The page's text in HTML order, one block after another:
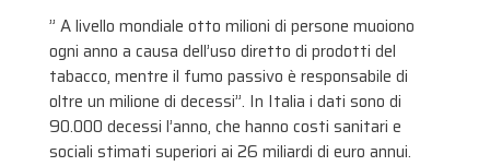
” A livello mondiale otto milioni di persone muoiono
ogni anno a causa dell’uso diretto di prodotti del
tabacco, mentre il fumo passivo è responsabile di
oltre un milione di decessi”. In Italia i dati sono di
90.000 decessi l’anno, che hanno costi sanitari e
sociali stimati superiori ai 26 miliardi di euro annui.